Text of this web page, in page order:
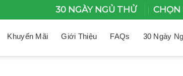
30 NGÀY NGỦ THỬ CHỌN
Khuyến Mãi Giới Thiệu FAQs 30 Ngày